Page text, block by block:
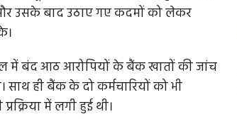
और उसके बाद उठाए गए कदमों को लेकर
में बंद आठ आरोपियों के बैंक खातों की जांच
साथ ही बैंक के दो कर्मचारियों को भी
में लगी हुई थी।
और संविधान की रक्षा के संकल्प अब